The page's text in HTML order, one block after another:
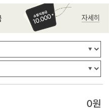
0원